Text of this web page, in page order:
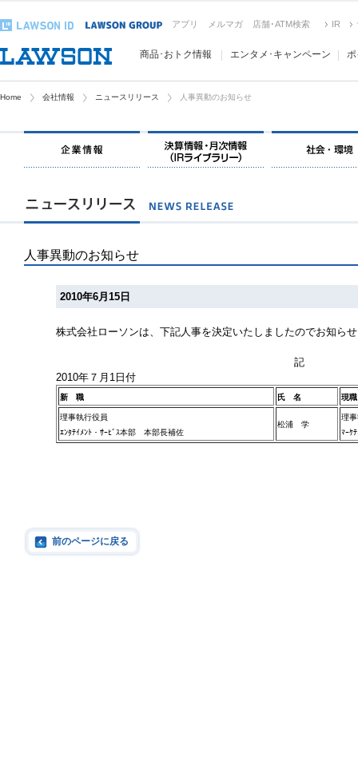
アプリ メルマガ 店舗･ATM検索 IR
商品･おトク情報 エンタメ･キャンペーン
Home 会社情報 ニュースリリース 人事異動のお知らせ
人事異動のお知らせ
2010年6月15日
株式会社ローソンは、下記人事を決定いたしましたのでお知ら
記
2010年７月1日付
新 職 氏 名 現職
理事執行役員
ｴﾝﾀﾃｲﾒﾝﾄ・ｻｰﾋﾞｽ本部 本部長補佐
松浦 学
理
ﾏｰｹ
前のページに戻る